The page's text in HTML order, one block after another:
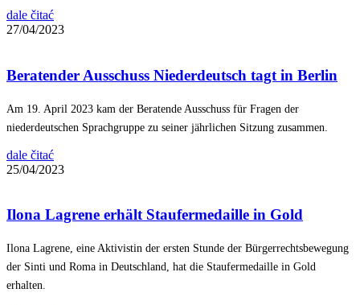
dale čitać
27/04/2023
Beratender Ausschuss Niederdeutsch tagt in Berlin
Am 19. April 2023 kam der Beratende Ausschuss für Fragen der
niederdeutschen Sprachgruppe zu seiner jährlichen Sitzung zusammen.
dale čitać
25/04/2023
Ilona Lagrene erhält Staufermedaille in Gold
Ilona Lagrene, eine Aktivistin der ersten Stunde der Bürgerrechtsbewegung
der Sinti und Roma in Deutschland, hat die Staufermedaille in Gold
erhalten.